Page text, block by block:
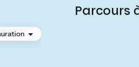
Parcours